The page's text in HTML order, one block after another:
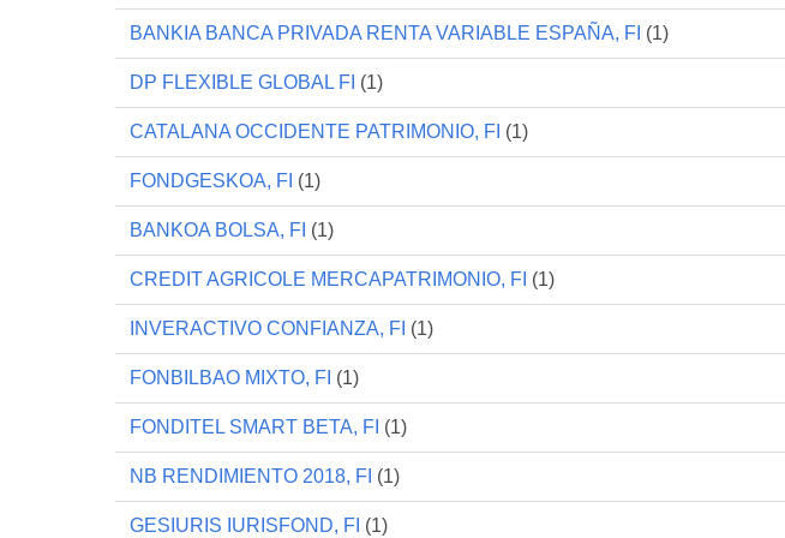
BANKIA BANCA PRIVADA RENTA VARIABLE ESPAÑA, FI (1)
DP FLEXIBLE GLOBAL FI (1)
CATALANA OCCIDENTE PATRIMONIO, FI (1)
FONDGESKOA, FI (1)
BANKOA BOLSA, FI (1)
CREDIT AGRICOLE MERCAPATRIMONIO, FI (1)
INVERACTIVO CONFIANZA, FI (1)
FONBILBAO MIXTO, FI (1)
FONDITEL SMART BETA, FI (1)
NB RENDIMIENTO 2018, FI (1)
GESIURIS IURISFOND, FI (1)